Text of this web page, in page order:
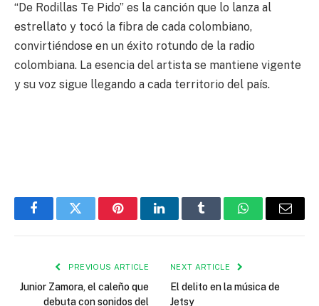
“De Rodillas Te Pido” es la canción que lo lanza al
estrellato y tocó la fibra de cada colombiano,
convirtiéndose en un éxito rotundo de la radio
colombiana. La esencia del artista se mantiene vigente
y su voz sigue llegando a cada territorio del país.
FacebookTwitter PinterestLinkedInTumblr WhatsAppEmail
PREVIOUS ARTICLE
Junior Zamora, el caleño que
debuta con sonidos del
NEXT ARTICLE
El delito en la música de
Jetsy